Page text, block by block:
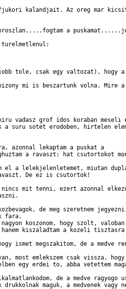
ifjukori kalandjait. Az oreg mar
a
jobb tole, csak egy valtozat), hogy
mi is beszartunk volna. Mire a
vadasz grof idos koraban meseli
a suru sotet erodoben, hirtelen
azonnal lekaptam a puskat a
a ravaszt: hat csutortokot
el a lelekjelenletemet, miutan
De ez is csutortok!
mit tenni, ezert azonnal
de meg szeretnem
fara.
koszonom, hogy szolt,
kiszaladtam a kozeli tisztasra
ismet megszakitom, de a medve
most emlekszem csak vissza,
egy erdei to, abba vetettem
de a medve ragyogo
maguk, a medvenek vagy